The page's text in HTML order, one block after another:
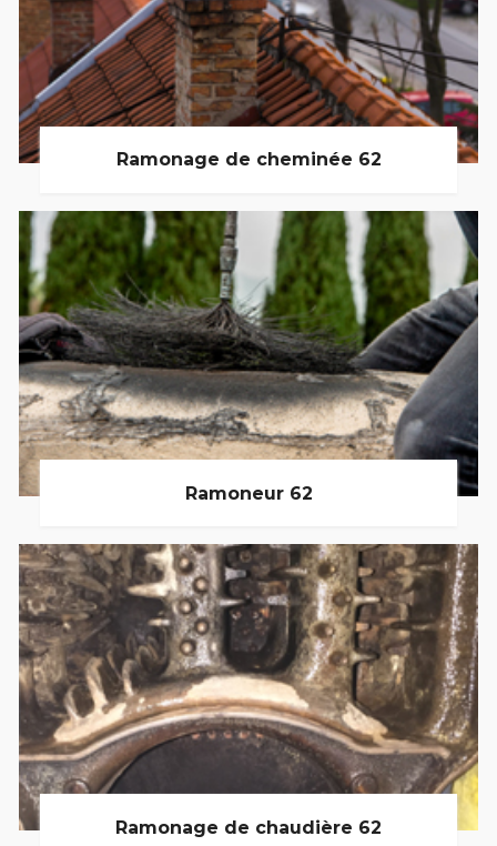
Ramonage de cheminée 62
Ramoneur 62
Ramonage de chaudière 62